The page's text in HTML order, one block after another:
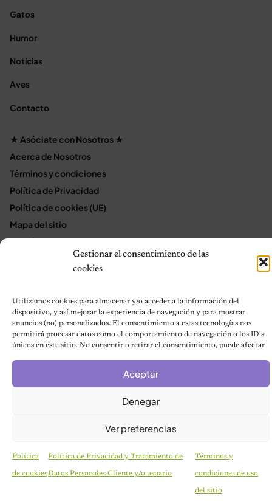
Gestionar el consentimiento de las
cookies
Utilizamos cookies para almacenar y/o acceder a la información del
dispositivo, y así mejorar la experiencia de navegación y para mostrar
anuncios (no) personalizados. El consentimiento a estas tecnologías nos
permitirá procesar datos como el comportamiento de navegación o los ID's
únicos en este sitio. No consentir o retirar el consentimiento, puede afectar
Aceptar
Denegar
Ver preferencias
Política
de cookies
Política de Privacidad y Tratamiento de
Datos Personales Cliente y/o usuario
Términos y
condiciones de uso
del sitio
HISTORIAS EMOTIVAS
El Día Que 101 Perros Conocieron Por Primera
Gatos
Humor
Noticias
Aves
Contacto
★ Asóciate con Nosotros ★
Acerca de Nosotros
Términos y condiciones
Política de Privacidad
Política de cookies (UE)
Mapa del sitio
Contáctanos
Terms and Conditions
© 2026 Notas de Mascotas
Política de privacidad